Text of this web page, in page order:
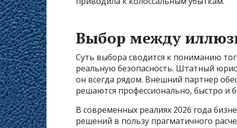
Выбор между
Суть выбора сводится к пониманию
реальную безопасность. Штатный
он всегда рядом. Внешний партнер
решаются профессионально, быстро и
В современных реалиях 2026 года
решений в пользу прагматичного